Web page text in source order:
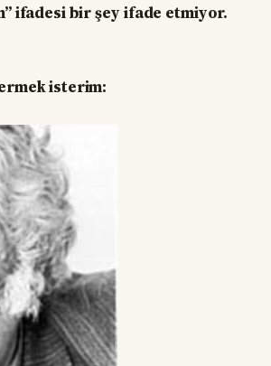
ifadesi bir şey ifade etmiyor.
isterim: